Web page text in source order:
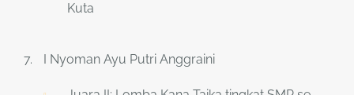
Kuta
I Nyoman Ayu Putri Anggraini